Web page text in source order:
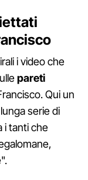
i video che
pareti
Qui un
serie di
i tanti che